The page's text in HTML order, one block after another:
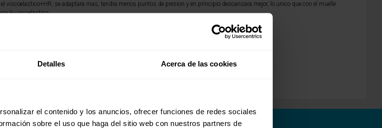
Detalles Acerca de las cookies
el contenido y los anuncios, ofrecer funciones de redes sociales
sobre el uso que haga del sitio web con nuestros partners de
viscoelastico+HR, se adaptara mas, tendra menos puntos de presion y en principio descansara mejor, lo unico que con el muelle
le viscoelastico.